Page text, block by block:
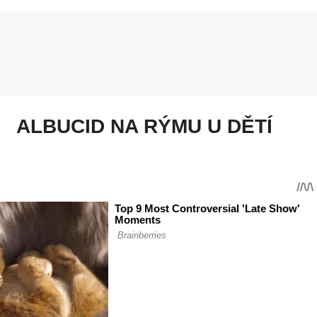
ALBUCID NA RÝMU U DĚTÍ